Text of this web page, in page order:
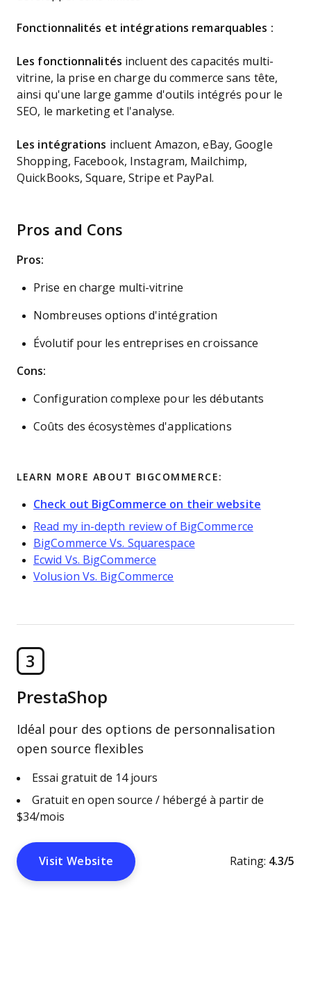
Fonctionnalités et intégrations remarquables :
Les fonctionnalités incluent des capacités multi-
vitrine, la prise en charge du commerce sans tête,
ainsi qu'une large gamme d'outils intégrés pour le
SEO, le marketing et l'analyse.
Les intégrations incluent Amazon, eBay, Google
Shopping, Facebook, Instagram, Mailchimp,
QuickBooks, Square, Stripe et PayPal.
Pros and Cons
Pros:
Prise en charge multi-vitrine
Nombreuses options d'intégration
Évolutif pour les entreprises en croissance
Cons:
Configuration complexe pour les débutants
Coûts des écosystèmes d'applications
LEARN MORE ABOUT BIGCOMMERCE:
Check out BigCommerce on their website
Read my in-depth review of BigCommerce
BigCommerce Vs. Squarespace
Ecwid Vs. BigCommerce
Volusion Vs. BigCommerce
3
PrestaShop
Idéal pour des options de personnalisation
open source flexibles
Essai gratuit de 14 jours
Gratuit en open source / hébergé à partir de
$34/mois
Visit Website Rating: 4.3/5